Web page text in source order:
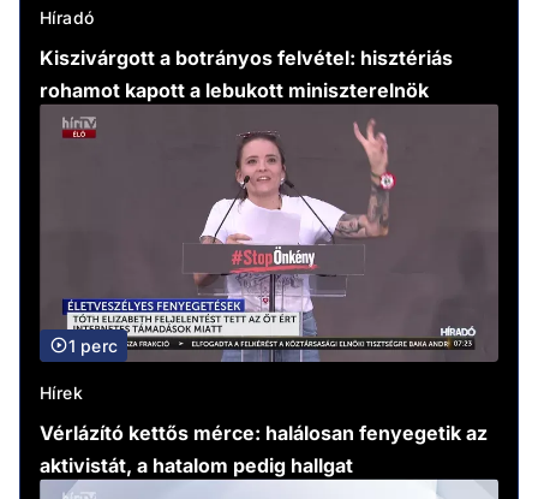
Híradó
Kiszivárgott a botrányos felvétel: hisztériás
rohamot kapott a lebukott miniszterelnök
1 perc
Hírek
Vérlázító kettős mérce: halálosan fenyegetik az
aktivistát, a hatalom pedig hallgat